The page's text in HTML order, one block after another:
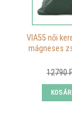
VIA55 női
mágneses
12790